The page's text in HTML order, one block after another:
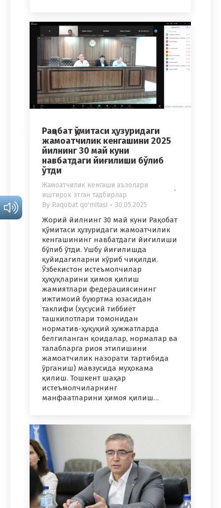
Рақобат қўмитаси ҳузуридаги
жамоатчилик кенгашини 2025
йилнинг 30 май куни
навбатдаги йиғилиши бўлиб
ўтди
Жамоатчилик кенгаши аъзолари
иштирок этган тадбирлар
By Raqobat qo'mitasi 30.05.2025
Жорий йилнинг 30 май куни Рақобат
қўмитаси ҳузуридаги жамоатчилик
кенгашининг навбатдаги йиғилиши
бўлиб ўтди. Ушбу йиғилишда
қуйидагиларни кўриб чиқилди.
Ўзбекистон истеъмолчилар
ҳуқуқларини ҳимоя қилиш
жамиятлари федерациясининг
ижтимоий буюртма юзасидан
таклифи (хусусий тиббиёт
ташкилотлари томонидан
норматив-ҳуқуқий ҳужжатларда
белгиланган қоидалар, нормалар ва
талабларга риоя этилишини
жамоатчилик назорати тартибида
ўрганиш) мавзусида муҳокама
қилиш. Тошкент шаҳар
истеъмолчиларнинг
манфаатларини ҳимоя қилиш…